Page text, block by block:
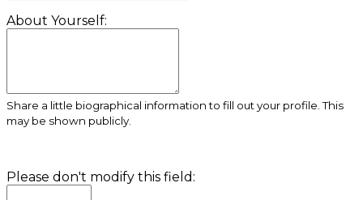
About Yourself:
Share a little biographical information to fill out your profile. This
may be shown publicly.
Please don't modify this field: